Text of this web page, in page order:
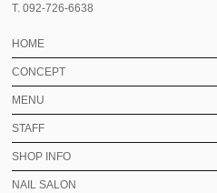
T. 092-726-6638
HOME
CONCEPT
MENU
STAFF
SHOP INFO
NAIL SALON